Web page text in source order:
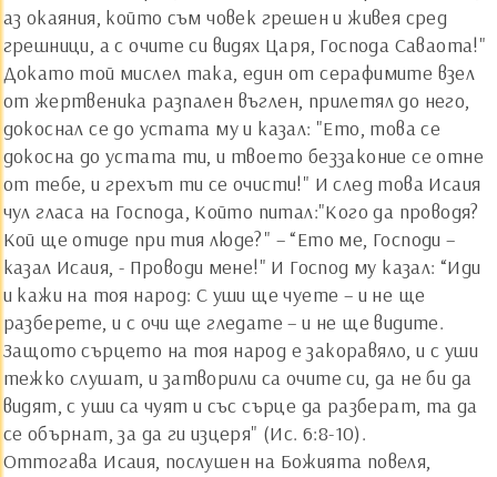
аз окаяния, който съм човек грешен и живея сред
грешници, а с очите си видях Царя, Господа Саваота!"
Докато той мислел така, един от серафимите взел
от жертвеника разпален въглен, прилетял до него,
докоснал се до устата му и казал: "Ето, това се
докосна до устата ти, и твоето беззаконие се отне
от тебе, и грехът ти се очисти!" И след това Исаия
чул гласа на Господа, Който питал:"Кого да проводя?
Кой ще отиде при тия люде?" – “Ето ме, Господи –
казал Исаия, - Проводи мене!" И Господ му казал: “Иди
и кажи на тоя народ: С уши ще чуете – и не ще
разберете, и с очи ще гледате – и не ще видите.
Защото сърцето на тоя народ е закоравяло, и с уши
тежко слушат, и затворили са очите си, да не би да
видят, с уши са чуят и със сърце да разберат, та да
се обърнат, за да ги изцеря" (Ис. 6:8-10).
Оттогава Исаия, послушен на Божията повеля,